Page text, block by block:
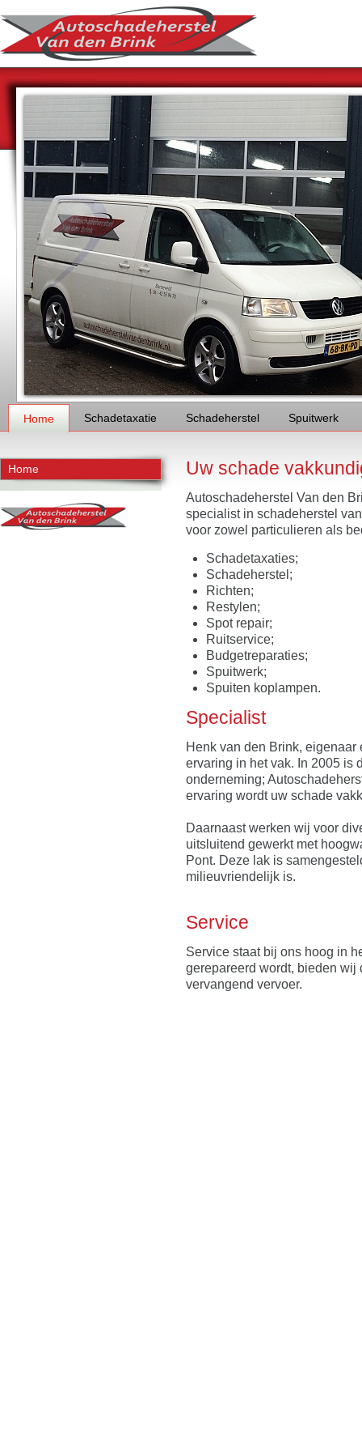
Home Schadetaxatie Schadeherstel Spuitwerk
Home Uw schade
Autoschadeherstel Van den
specialist in schadeherstel
voor zowel particulieren als
Schadetaxaties;
Schadeherstel;
Richten;
Restylen;
Spot repair;
Ruitservice;
Budgetreparaties;
Spuitwerk;
Spuiten koplampen.
Specialist
Henk van den Brink,
ervaring in het vak. In 2005 is
onderneming;
ervaring wordt uw schade
Daarnaast werken wij voor
uitsluitend gewerkt met
Pont. Deze lak is
milieuvriendelijk is.
Service
Service staat bij ons hoog in
gerepareerd wordt, bieden
vervangend vervoer.